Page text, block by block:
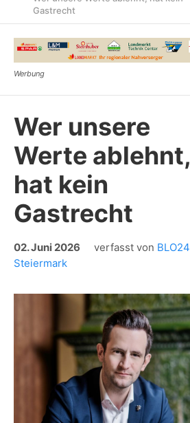
Gastrecht
Wer unsere
Werte ablehnt,
hat kein
Gastrecht
02. Juni 2026 verfasst von BLO24
Steiermark